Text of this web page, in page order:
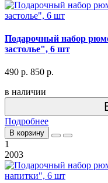
Подарочный набор
застолье", 6 шт
490 р. 850 р.
в наличии
Подробнее
В корзину
1
2003